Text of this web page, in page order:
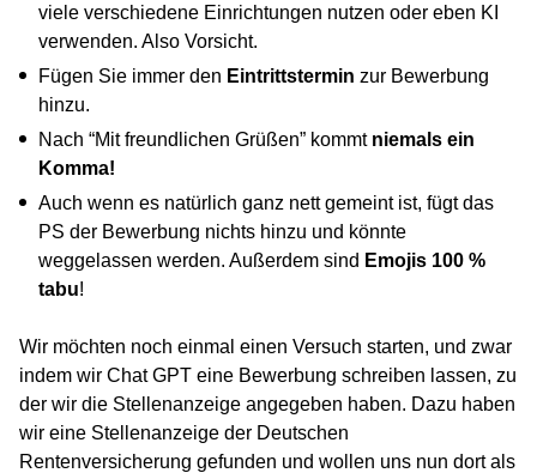
viele verschiedene Einrichtungen nutzen oder eben KI
verwenden. Also Vorsicht.
Fügen Sie immer den Eintrittstermin zur Bewerbung
hinzu.
Nach “Mit freundlichen Grüßen” kommt niemals ein
Komma!
Auch wenn es natürlich ganz nett gemeint ist, fügt das
PS der Bewerbung nichts hinzu und könnte
weggelassen werden. Außerdem sind Emojis 100 %
tabu!
Wir möchten noch einmal einen Versuch starten, und zwar
indem wir Chat GPT eine Bewerbung schreiben lassen, zu
der wir die Stellenanzeige angegeben haben. Dazu haben
wir eine Stellenanzeige der Deutschen
Rentenversicherung gefunden und wollen uns nun dort als